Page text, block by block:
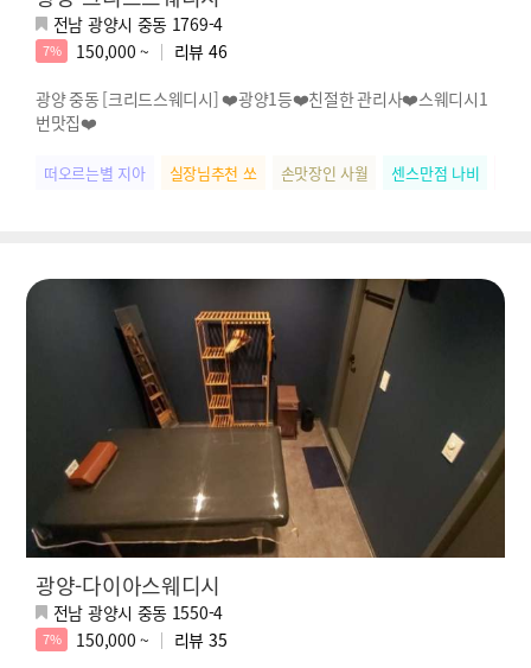
전남 광양시 중동 1769-4
7% 150,000 ~ 리뷰 46
광양 중동 [크리드스웨디시] ❤️광양1등❤️친절한 관리사❤️스웨디시1
번맛집❤️
떠오르는별 지아 실장님추천 쏘 손맛장인 사월 센스만점 나비
광양-다이아스웨디시
전남 광양시 중동 1550-4
7% 150,000 ~ 리뷰 35